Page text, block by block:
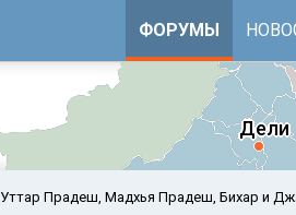
ФОРУМЫ
Уттар Прадеш, Мадхья Прадеш, Бихар и